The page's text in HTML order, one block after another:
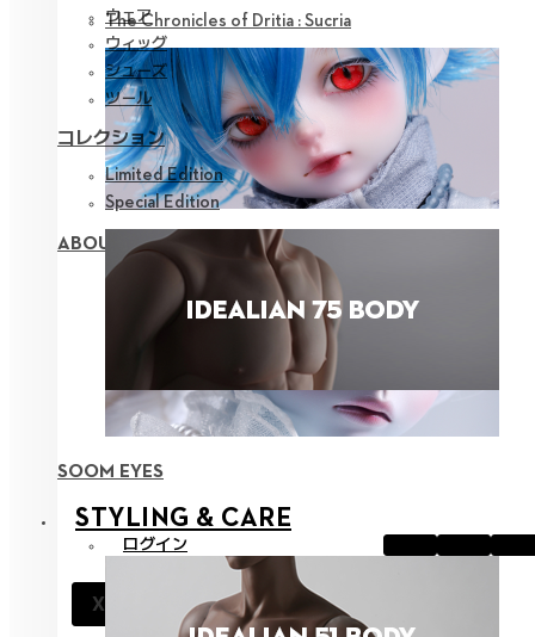
The Chronicles of Dritia : Sucria
ABOUT NEOR 13
SOOM EYES
STYLING & CARE
ログイン
X
ウェア
ウィッグ
シューズ
ツール
コレクション
Limited Edition
Special Edition